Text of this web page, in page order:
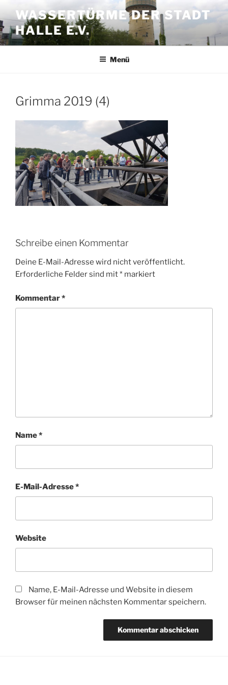
Inhalt
springen
WASSERTÜRME DER STADT
HALLE E.V.
Menü
Grimma 2019 (4)
Schreibe einen Kommentar
Deine E-Mail-Adresse wird nicht veröffentlicht.
Erforderliche Felder sind mit* markiert
Kommentar*
Name*
E-Mail-Adresse*
Website
Name, E-Mail-Adresse und Website in diesem
Browser für meinen nächsten Kommentar speichern.